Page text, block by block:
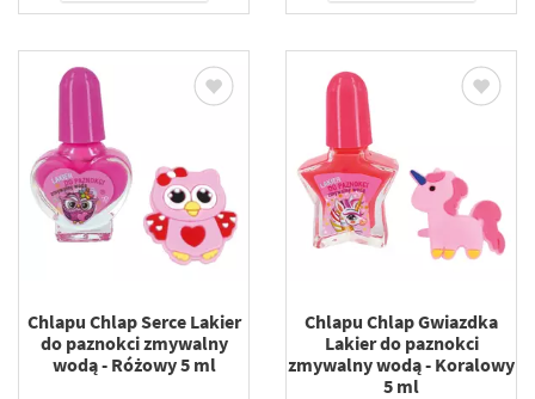
Chlapu Chlap Serce Lakier
do paznokci zmywalny
wodą - Różowy 5 ml
Chlapu Chlap Gwiazdka
Lakier do paznokci
zmywalny wodą - Koralowy
5 ml